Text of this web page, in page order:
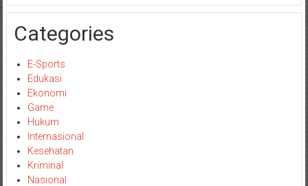
Categories
E-Sports
Edukasi
Ekonomi
Game
Hukum
Internasional
Kesehatan
Kriminal
Nasional